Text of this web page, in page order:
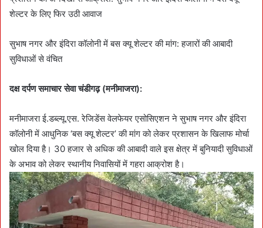
शेल्टर के लिए फिर उठी आवाज
सुभाष नगर और इंदिरा कॉलोनी में बस क्यू शेल्टर की मांग: हजारों की आबादी
सुविधाओं से वंचित
दक्ष दर्पण समाचार सेवा चंडीगढ़ (मनीमाजरा):
मनीमाजरा ई.डब्ल्यू.एस. रेजिडेंस वेलफेयर एसोसिएशन ने सुभाष नगर और इंदिरा
कॉलोनी में आधुनिक ‘बस क्यू शेल्टर’ की मांग को लेकर प्रशासन के खिलाफ मोर्चा
खोल दिया है। 30 हजार से अधिक की आबादी वाले इस क्षेत्र में बुनियादी सुविधाओं
के अभाव को लेकर स्थानीय निवासियों में गहरा आक्रोश है।